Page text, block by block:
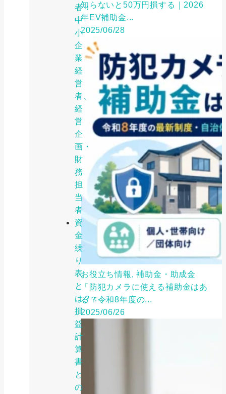
者：
中
小
企
業
経
営
者、
経
営
企
画・
財
務
担
当
者
資
金
繰
り
表
と
は？：
損
益
計
算
書
と
の
知らないと50万円損する｜2026
年EV補助金...
2025/06/28
お役立ち情報, 補助金・助成金
「防犯カメラに使える補助金はあ
る？令和8年度の...
2025/06/26